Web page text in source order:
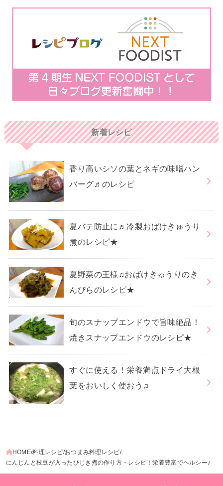
新着レシピ
香り高いシソの葉とネギの味噌ハン
バーグ♬のレシピ
夏バテ防止に♬冷製おばけきゅうり
煮のレシピ★
夏野菜の王様♫おばけきゅうりのき
んぴらのレシピ★
旬のスナップエンドウで旨味絶品！
焼きスナップエンドウのレシピ★
すぐに使える！栄養満点ドライ大根
葉をおいしく使おう♫
HOME 料理レシピ おつまみ料理レシピ
にんじんと枝豆が入ったひじき煮の作り方・レシピ！栄養豊富でヘルシー♪